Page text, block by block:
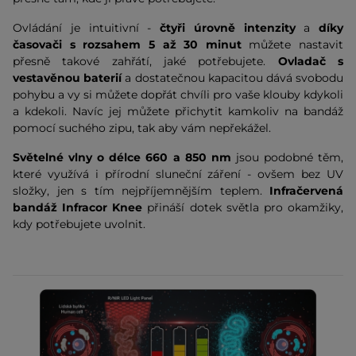
Ovládání je intuitivní - čtyři úrovně intenzitya díky
časovači s rozsahem 5 až 30 minut můžete nastavit
přesně takové zahřátí, jaké potřebujete. Ovladač s
vestavěnou bateriía dostatečnou kapacitou dává svobodu
pohybu a vy si můžete dopřát chvíli pro vaše klouby kdykoli
a kdekoli. Navíc jej můžete přichytit kamkoliv na bandáž
pomocí suchého zipu, tak aby vám nepřekážel.
Světelné vlny o délce 660 a 850 nm jsou podobné těm,
které využívá i přírodní sluneční záření - ovšem bez UV
složky, jen s tím nejpříjemnějším teplem. Infračervená
bandáž Infracor Knee přináší dotek světla pro okamžiky,
kdy potřebujete uvolnit.